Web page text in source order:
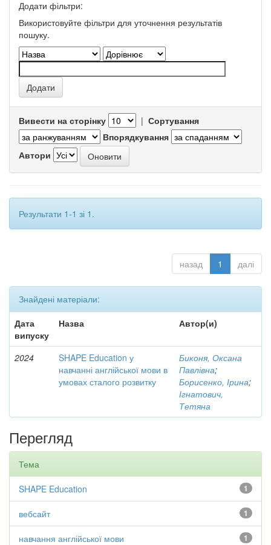
Додати фільтри:
Використовуйте фільтри для уточнення результатів
пошуку.
Вивести на сторінку | Сортування
Впорядкування
Автори
Результати 1-1 зі 1.
назад 1 далі
Знайдені матеріали:
Дата
випуску
Назва Автор(и)
2024
SHAPE Education у
навчанні англійської мови в
умовах сталого розвитку
Биконя, Оксана
Павлівна;
Борисенко, Ірина;
Ігнатович,
Тетяна
Перегляд
Тема
1
SHAPE Education
1
вебсайт
1
навчання англійської мови